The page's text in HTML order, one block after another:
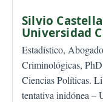
Silvio
Universidad
Estadístico,
Criminológicas,
Ciencias Políticas.
tentativa inidónea –